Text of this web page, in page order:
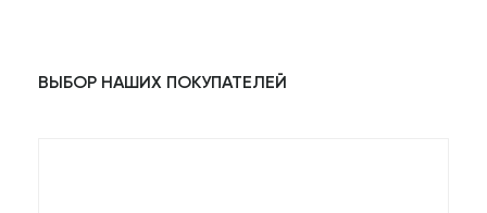
ВЫБОР НАШИХ ПОКУПАТЕЛЕЙ